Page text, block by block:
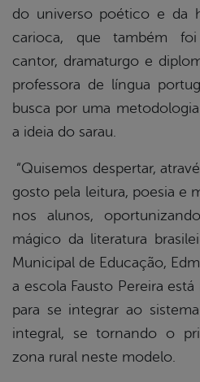
do universo poético e da
carioca, que também
cantor, dramaturgo e
professora de língua
busca por uma
a ideia do sarau.
“Quisemos despertar,
gosto pela leitura, poesia e
nos alunos,
mágico da literatura
Municipal de Educação,
a escola Fausto Pereira
para se integrar ao
integral, se tornando o
zona rural neste modelo.